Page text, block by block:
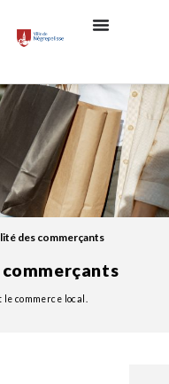
des commerçants
le commerce local.